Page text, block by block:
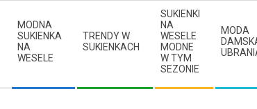
Navigation
Menu
MODNA
SUKIENKA
NA
WESELE
TRENDY W
SUKIENKACH
SUKIENKI
NA
WESELE
MODNE
W TYM
SEZONIE
MODA